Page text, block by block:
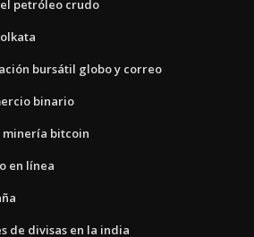
petróleo crudo
bursátil globo y correo
binario
minería bitcoin
en línea
de divisas en la india